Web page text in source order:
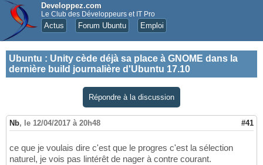
Developpez.com
Le Club des Développeurs et IT Pro
Actus Forum Ubuntu Emploi
Ubuntu : Unity cède déjà sa place à GNOME dans la
dernière build journalière d'Ubuntu 17.10
Répondre à la discussion
Nb, le 12/04/2017 à 20h48 #41
ce que je voulais dire c'est que le progres c'est la sélection
naturel, je vois pas lintérêt de nager à contre courant.